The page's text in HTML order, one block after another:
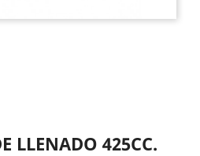
LLENADO 425CC.